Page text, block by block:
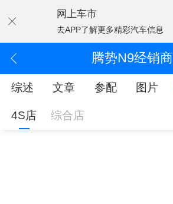
网上车市
去APP了解更多精彩汽车信息
腾势N9经销商
综述 文章 参配 图片
4S店 综合店